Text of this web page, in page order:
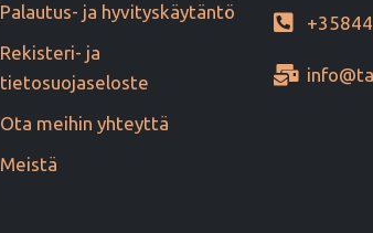
Palautus- ja hyvityskäytäntö
Rekisteri- ja
tietosuojaseloste
Ota meihin yhteyttä
Meistä